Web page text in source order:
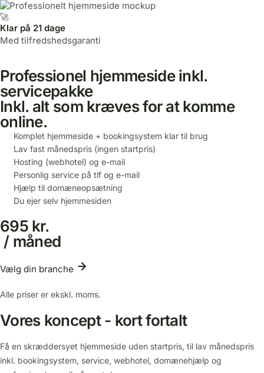
🚀
Klar på 21 dage
Med tilfredshedsgaranti
Professionel hjemmeside inkl.
servicepakke
Inkl. alt som kræves for at komme
online.
Komplet hjemmeside + bookingsystem klar til brug
Lav fast månedspris (ingen startpris)
Hosting (webhotel) og e-mail
Personlig service på tlf og e-mail
Hjælp til domæneopsætning
Du ejer selv hjemmesiden
695 kr.
/ måned
Vælg din branche
Alle priser er ekskl. moms.
Vores koncept - kort fortalt
Få en skræddersyet hjemmeside uden startpris, til lav månedspris
inkl. bookingsystem, service, webhotel, domænehjælp og